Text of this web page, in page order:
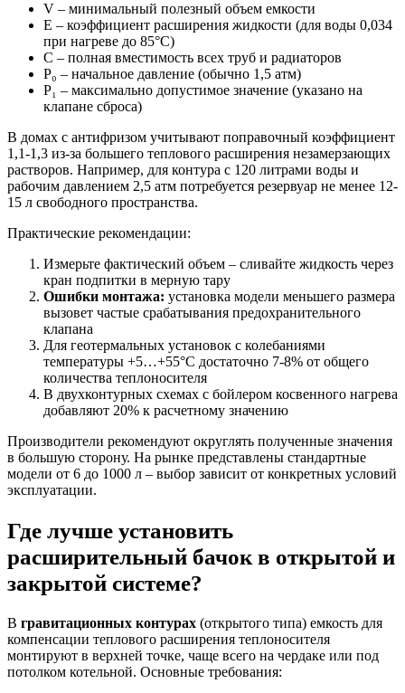
V – минимальный полезный объем емкости
E – коэффициент расширения жидкости (для воды 0,034
при нагреве до 85°C)
C – полная вместимость всех труб и радиаторов
P₀ – начальное давление (обычно 1,5 атм)
P₁ – максимально допустимое значение (указано на
клапане сброса)
В домах с антифризом учитывают поправочный коэффициент
1,1-1,3 из-за большего теплового расширения незамерзающих
растворов. Например, для контура с 120 литрами воды и
рабочим давлением 2,5 атм потребуется резервуар не менее 12-
15 л свободного пространства.
Практические рекомендации:
Измерьте фактический объем – сливайте жидкость через
кран подпитки в мерную тару
Ошибки монтажа: установка модели меньшего размера
вызовет частые срабатывания предохранительного
клапана
Для геотермальных установок с колебаниями
температуры +5…+55°C достаточно 7-8% от общего
количества теплоносителя
В двухконтурных схемах с бойлером косвенного нагрева
добавляют 20% к расчетному значению
Производители рекомендуют округлять полученные значения
в большую сторону. На рынке представлены стандартные
модели от 6 до 1000 л – выбор зависит от конкретных условий
эксплуатации.
Где лучше установить
расширительный бачок в открытой и
закрытой системе?
В гравитационных контурах (открытого типа) емкость для
компенсации теплового расширения теплоносителя
монтируют в верхней точке, чаще всего на чердаке или под
потолком котельной. Основные требования: